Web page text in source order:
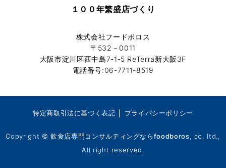
１００年繁盛店づくり
株式会社フードボロス
〒532－0011
大阪市淀川区西中島7-1-5 ReTerra新大阪3F
電話番号:06-7711-8519
特定商取引法に基づく表記 プライバシーポリシー
Copyright ©飲食店専門コンサルティングならfoodboros, co, ltd.,
All right reserved.